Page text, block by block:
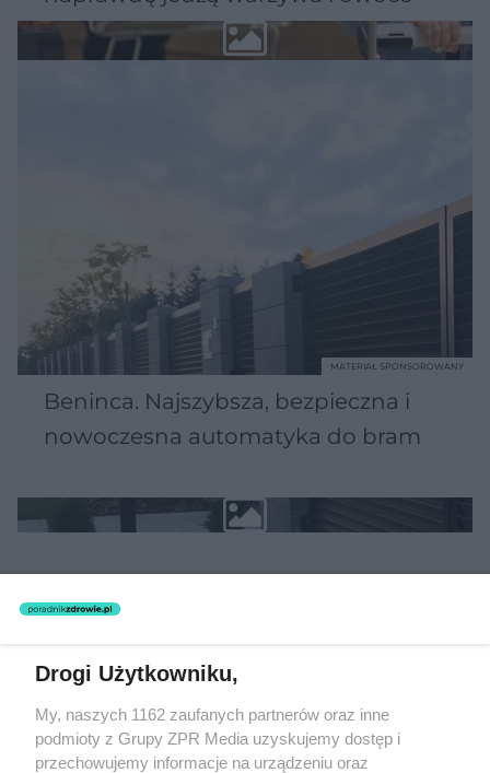
Beninca. Najszybsza, bezpieczna i
nowoczesna automatyka do bram
MATERIAŁ SPONSOROWANY
POPULARNE TEMATY
Drogi Użytkowniku,
My, naszych 1162 zaufanych partnerów oraz inne
podmioty z Grupy ZPR Media uzyskujemy dostęp i
przechowujemy informacje na urządzeniu oraz